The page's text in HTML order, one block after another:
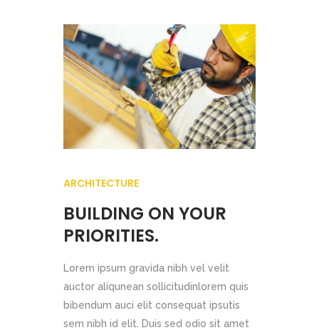
ARCHITECTURE
BUILDING ON YOUR
PRIORITIES.
Lorem ipsum gravida nibh vel velit
auctor aliqunean sollicitudinlorem quis
bibendum auci elit consequat ipsutis
sem nibh id elit. Duis sed odio sit amet